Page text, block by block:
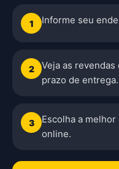
1 Informe seu
2
Veja as
prazo de entrega.
3
Escolha a
online.